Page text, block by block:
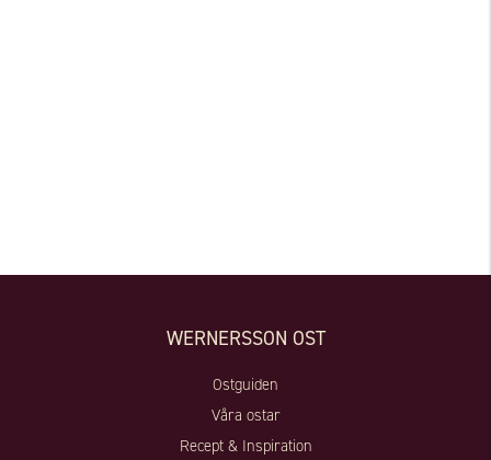
WERNERSSON OST
Ostguiden
Våra ostar
Recept & Inspiration